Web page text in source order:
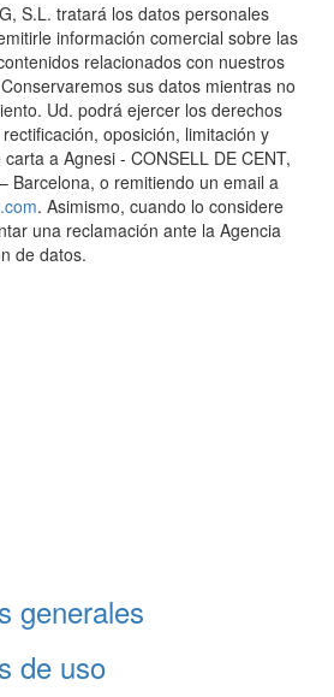
S.L. tratará los datos personales
información comercial sobre las
relacionados con nuestros
sus datos mientras no
Ud. podrá ejercer los derechos
oposición, limitación y
a Agnesi - CONSELL DE CENT,
Barcelona, o remitiendo un email a
. Asimismo, cuando lo considere
una reclamación ante la Agencia
de datos.
generales
de uso